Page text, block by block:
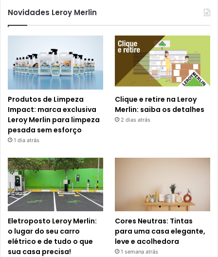
Novidades Leroy Merlin
Produtos de Limpeza
Impact: marca exclusiva
Leroy Merlin para limpeza
pesada sem esforço
1 dia atrás
Clique e retire na Leroy
Merlin: saiba os detalhes
2 dias atrás
Eletroposto Leroy Merlin:
o lugar do seu carro
elétrico e de tudo o que
sua casa precisa!
Cores Neutras: Tintas
para uma casa elegante,
leve e acolhedora
1 semana atrás